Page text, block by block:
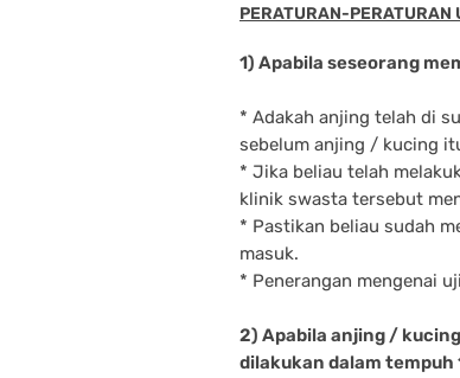
PERATURAN-PERATURAN
1) Apabila seseorang
* Adakah anjing telah di
sebelum anjing / kucing
* Jika beliau telah
klinik swasta tersebut
* Pastikan beliau sudah
masuk.
* Penerangan mengenai
2) Apabila anjing /
dilakukan dalam tempuh